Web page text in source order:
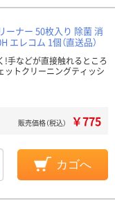
ーナー 50枚入り 除菌 消
エレコム 1個（直送品）
!手などが直接触れるところ
ットクリーニングティッシ
販売価格（税込） ￥775
カゴへ